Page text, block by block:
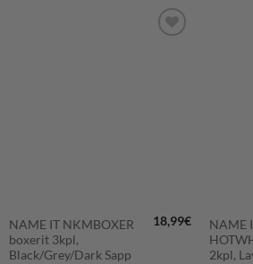
NAME IT NKMBOXER
boxerit 3kpl,
Black/Grey/Dark Sapp
18,99€
NAME
2kpl,